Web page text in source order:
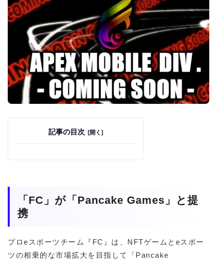
記事の目次
「FC」が「Pancake Games」と提
携
プロeスポーツチーム『FC』は、NFTゲームとeスポー
ツの相乗的な市場拡大を目指して「Pancake